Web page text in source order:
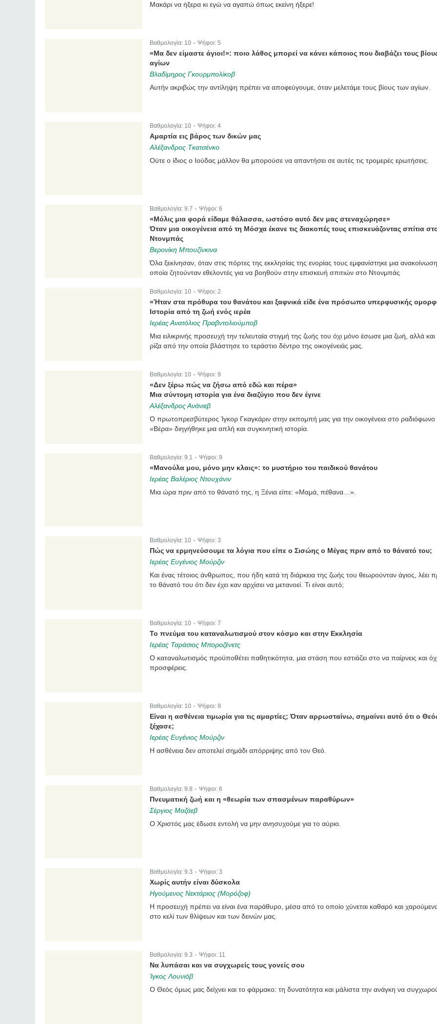
Μακάρι να ήξερα κι εγώ να αγαπώ όπως εκείνη ήξερε!
Βαθμολογία: 10 Ψήφοι: 5
«Μα δεν είμαστε άγιοι!»: ποιο λάθος μπορεί να κάνει κάποιος που διαβάζει τους
αγίων
Βλαδίμηρος Γκουρμπολίκοβ
Αυτήν ακριβώς την αντίληψη πρέπει να αποφεύγουμε, όταν μελετάμε τους βίους των αγίων.
Βαθμολογία: 10 Ψήφοι: 4
Αμαρτία εις βάρος των δικών μας
Αλέξανδρος Τκατσένκο
Ούτε ο ίδιος ο Ιούδας μάλλον θα μπορούσε να απαντήσει σε αυτές τις τρομερές ερωτήσεις.
Βαθμολογία: 9.7 Ψήφοι: 6
«Μόλις μια φορά είδαμε θάλασσα, ωστόσο αυτό δεν μας στεναχώρησε»
Όταν μια οικογένεια από τη Μόσχα έκανε τις διακοπές τους επισκευάζοντας σπίτια
Ντονμπάς
Βερονίκη Μπουζίνκινα
Όλα ξεκίνησαν, όταν στις πόρτες της εκκλησίας της ενορίας τους εμφανίστηκε μια
οποία ζητούνταν εθελοντές για να βοηθούν στην επισκευή σπιτιών στο Ντονμπάς
Βαθμολογία: 10 Ψήφοι: 2
«Ήταν στα πρόθυρα του θανάτου και ξαφνικά είδε ένα πρόσωπο υπερφυσικής
Ιστορία από τη ζωή ενός ιερέα
Ιερέας Ανατόλιος Πραβντολιούμποβ
Μια ειλικρινής προσευχή την τελευταία στιγμή της ζωής του όχι μόνο έσωσε μια ζωή, αλλά και
ρίζα από την οποία βλάστησε το τεράστιο δέντρο της οικογένειάς μας.
Βαθμολογία: 10 Ψήφοι: 9
«Δεν ξέρω πώς να ζήσω από εδώ και πέρα»
Μια σύντομη ιστορία για ένα διαζύγιο που δεν έγινε
Αλέξανδρος Ανάνιεβ
Ο πρωτοπρεσβύτερος Ίγκορ Γκαγκάριν στην εκπομπή μας για την οικογένεια στο ραδιόφωνο
«Βέρα» διηγήθηκε μια απλή και συγκινητική ιστορία.
Βαθμολογία: 9.1 Ψήφοι: 9
«Μανούλα μου, μόνο μην κλαις»: το μυστήριο του παιδικού θανάτου
Ιερέας Βαλέριος Ντουχάνιν
Μια ώρα πριν από το θάνατό της, η Ξένια είπε: «Μαμά, πέθανα…».
Βαθμολογία: 10 Ψήφοι: 3
Πώς να ερμηνεύσουμε τα λόγια που είπε ο Σισώης ο Μέγας πριν από το θάνατό του;
Ιερέας Ευγένιος Μούρζιν
Και ένας τέτοιος άνθρωπος, που ήδη κατά τη διάρκεια της ζωής του θεωρούνταν άγιος, λέει
το θάνατό του ότι δεν έχει καν αρχίσει να μετανοεί. Τι είναι αυτό;
Βαθμολογία: 10 Ψήφοι: 7
Το πνεύμα του καταναλωτισμού στον κόσμο και στην Εκκλησία
Ιερέας Ταράσιος Μποροζένετς
Ο καταναλωτισμός προϋποθέτει παθητικότητα, μια στάση που εστιάζει στο να παίρνεις και
προσφέρεις.
Βαθμολογία: 10 Ψήφοι: 9
Είναι η ασθένεια τιμωρία για τις αμαρτίες; Όταν αρρωσταίνω, σημαίνει αυτό ότι ο
ξέχασε;
Ιερέας Ευγένιος Μούρζιν
Η ασθένεια δεν αποτελεί σημάδι απόρριψης από τον Θεό.
Βαθμολογία: 9.8 Ψήφοι: 6
Πνευματική ζωή και η «θεωρία των σπασμένων παραθύρων»
Σέργιος Μαζάεβ
Ο Χριστός μας έδωσε εντολή να μην ανησυχούμε για το αύριο.
Βαθμολογία: 9.3 Ψήφοι: 3
Χωρίς αυτήν είναι δύσκολα
Ηγούμενος Νεκτάριος (Μορόζοφ)
Η προσευχή πρέπει να είναι ένα παράθυρο, μέσα από το οποίο χύνεται καθαρό και
στο κελί των θλίψεων και των δεινών μας.
Βαθμολογία: 9.3 Ψήφοι: 11
Να λυπάσαι και να συγχωρείς τους γονείς σου
Ίγκος Λουνιόβ
Ο Θεός όμως μας δείχνει και το φάρμακο: τη δυνατότητα και μάλιστα την ανάγκη να